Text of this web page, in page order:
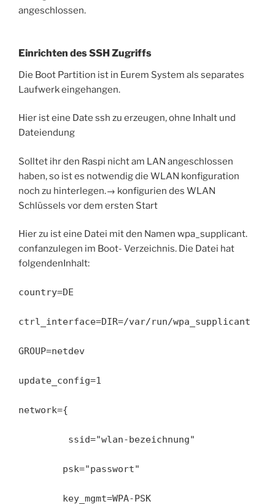
angeschlossen.
Einrichten des SSH Zugriffs
Die Boot Partition ist in Eurem System als separates
Laufwerk eingehangen.
Hier ist eine Date ssh zu erzeugen, ohne Inhalt und
Dateiendung
Solltet ihr den Raspi nicht am LAN angeschlossen
haben, so ist es notwendig die WLAN konfiguration
noch zu hinterlegen.→ konfigurien des WLAN
Schlüssels vor dem ersten Start
Hier zu ist eine Datei mit den Namen wpa_supplicant.
confanzulegen im Boot- Verzeichnis. Die Datei hat
folgendenInhalt:
country=DE
ctrl_interface=DIR=/var/run/wpa_supplicant
GROUP=netdev
update_config=1
network={
         ssid="wlan-bezeichnung"
        psk="passwort"
        key_mgmt=WPA-PSK